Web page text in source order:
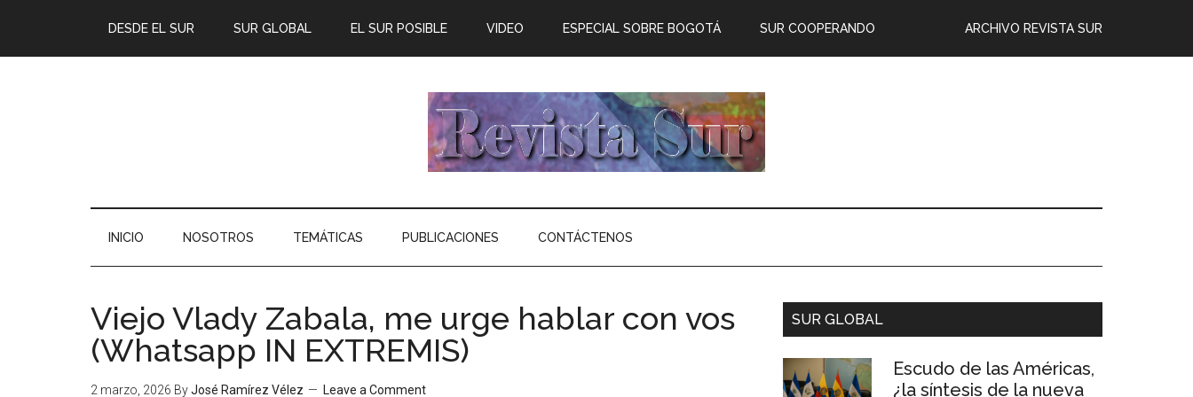
DESDE EL SUR SUR GLOBAL EL SUR POSIBLE ARCHIVO REVISTA SUR
VIDEO ESPECIAL SOBRE BOGOTÁ SUR COOPERANDO
INICIO NOSOTROS TEMÁTICAS PUBLICACIONES CONTÁCTENOS
Viejo Vlady Zabala, me urge hablar con vos
(Whatsapp IN EXTREMIS)
2 marzo, 2026 ByJosé Ramírez Vélez Leave a Comment
SUR GLOBAL
Escudo de las Américas,
¿la síntesis de la nueva